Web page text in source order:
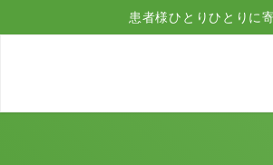
患者様ひとりひとりに